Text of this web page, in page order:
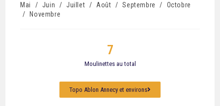
Mai
/ Juin / Juillet / Août / Septembre /
Octobre
/
Novembre
Moulinettes au total
7
Topo Ablon Annecy et environs